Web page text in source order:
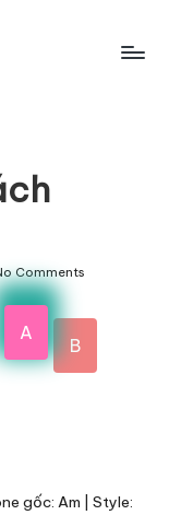
Comments
A
B
gốc: Am | Style: